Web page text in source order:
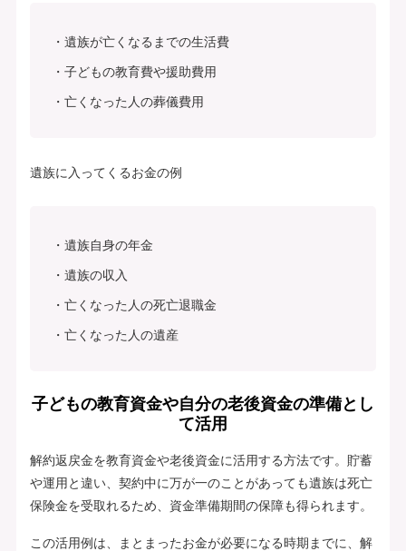
遺族が亡くなるまでの生活費
子どもの教育費や援助費用
亡くなった人の葬儀費用
遺族に入ってくるお金の例
遺族自身の年金
遺族の収入
亡くなった人の死亡退職金
亡くなった人の遺産
子どもの教育資金や自分の老後資金の準備とし
て活用
解約返戻金を教育資金や老後資金に活用する方法です。貯蓄
や運用と違い、契約中に万が一のことがあっても遺族は死亡
保険金を受取れるため、資金準備期間の保障も得られます。
この活用例は、まとまったお金が必要になる時期までに、解